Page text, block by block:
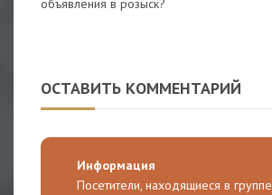
объявления в розыск?
ОСТАВИТЬ КОММЕНТАРИЙ
Информация
Посетители, находящиеся в группе